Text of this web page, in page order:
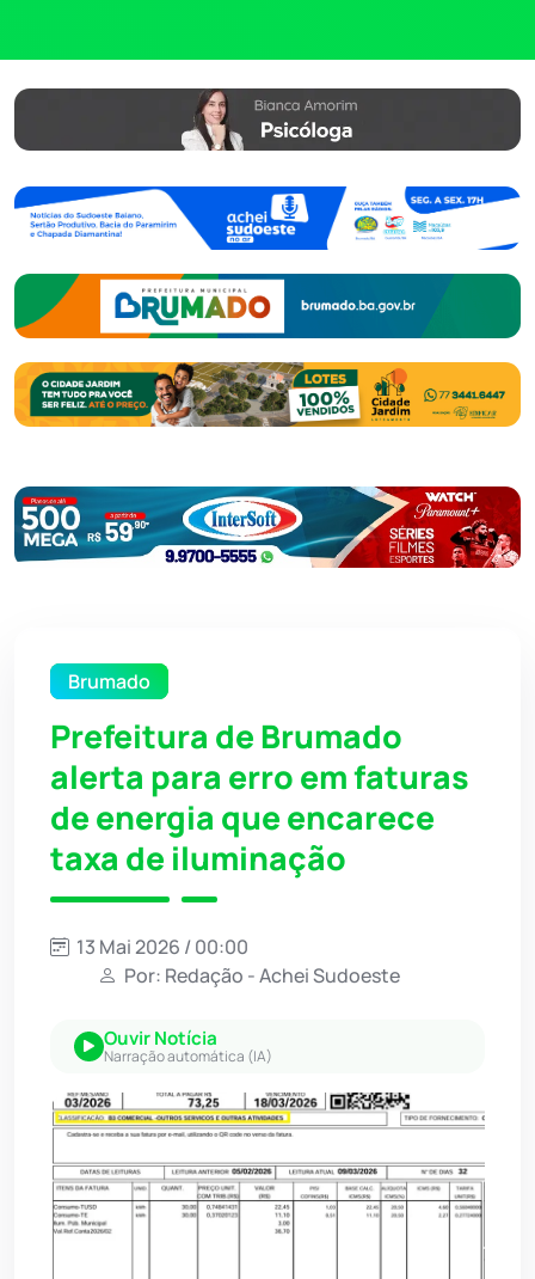
Brumado
Prefeitura de Brumado
alerta para erro em faturas
de energia que encarece
taxa de iluminação
13 Mai 2026 / 00:00
Por: Redação - Achei Sudoeste
Ouvir Notícia
Narração automática (IA)